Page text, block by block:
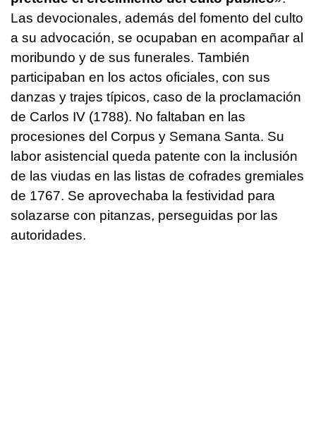
Las devocionales, además del fomento del culto
a su advocación, se ocupaban en acompañar al
moribundo y de sus funerales. También
participaban en los actos oficiales, con sus
danzas y trajes típicos, caso de la proclamación
de Carlos IV (1788). No faltaban en las
procesiones del Corpus y Semana Santa. Su
labor asistencial queda patente con la inclusión
de las viudas en las listas de cofrades gremiales
de 1767. Se aprovechaba la festividad para
solazarse con pitanzas, perseguidas por las
autoridades.